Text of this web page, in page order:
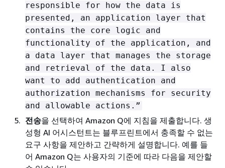
responsible for how the data is
presented, an application layer that
contains the core logic and
functionality of the application, and
a data layer that manages the storage
and retrieval of the data. I also
want to add authentication and
authorization mechanisms for security
and allowable actions.”
전송을 선택하여 Amazon Q에 지침을 제출합니다. 생
성형 AI 어시스턴트는 블루프린트에서 충족할 수 없는
요구 사항을 제안하고 간략하게 설명합니다. 예를 들
어 Amazon Q는 사용자의 기준에 따라 다음을 제안할